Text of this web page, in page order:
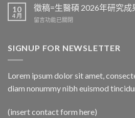
競
賽
於
午
D
中
享：
榮
士
神
人
生
校
友
職
享：
興
副
分
10
4 月
徵稿=生醫碩 2026年研究
在
=
2026
年
成
留言功能已關閉
SIGNUP FOR NEWSLETTER
Lorem ipsum dolor sit amet,
diam nonummy nibh euismod
(insert contact form here)